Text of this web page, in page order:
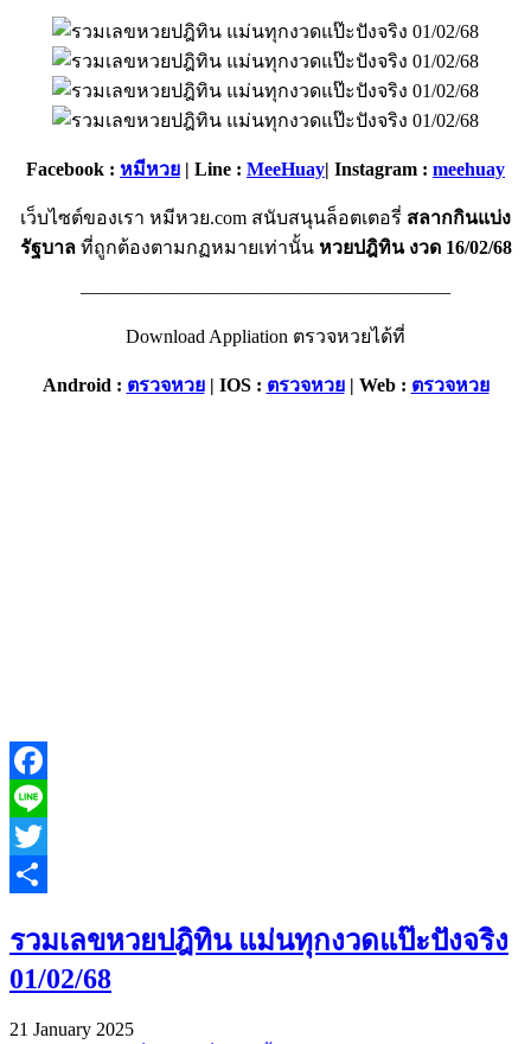
Facebook : หมีหวย | Line : MeeHuay| Instagram : meehuay
เว็บไซต์ของเรา หมีหวย.com สนับสนุนล็อตเตอรี่ สลากกินแบ่ง
รัฐบาล ที่ถูกต้องตามกฏหมายเท่านั้น หวยปฎิทิน งวด 16/02/68
———————————————————–
Download Appliation ตรวจหวยได้ที่
Android : ตรวจหวย| IOS : ตรวจหวย| Web : ตรวจหวย
Facebook
Line
Twitter
รวมเลขหวยปฎิทิน แม่นทุกงวดแป๊ะปังจริง
01/02/68
21 January 2025